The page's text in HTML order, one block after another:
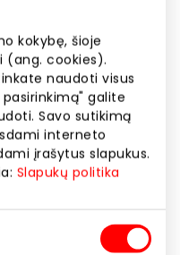
kokybę, šioje
(ang. cookies).
naudoti visus
pasirinkimą" galite
Savo sutikimą
interneto
įrašytus slapukus.
Slapukų politika